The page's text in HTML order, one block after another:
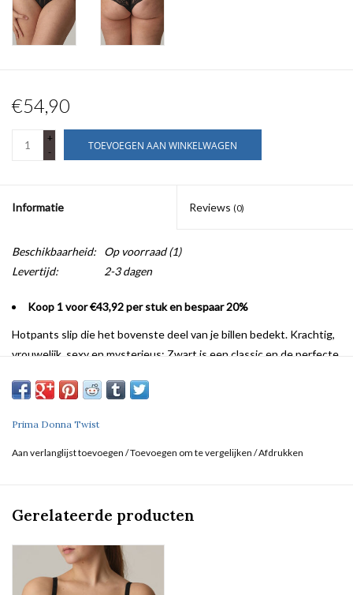
€54,90
+
-
TOEVOEGEN AAN WINKELWAGEN
Informatie Reviews (0)
Beschikbaarheid: Op voorraad(1)
Levertijd:
2-3 dagen
Koop 1 voor €43,92 per stuk en bespaar 20%
Hotpants slip die het bovenste deel van je billen bedekt. Krachtig,
vrouwelijk, sexy en mysterieus: Zwart is een classic en de perfecte
Prima Donna Twist
Aan verlanglijst toevoegen /Toevoegen om te vergelijken /Afdrukken
Gerelateerde producten